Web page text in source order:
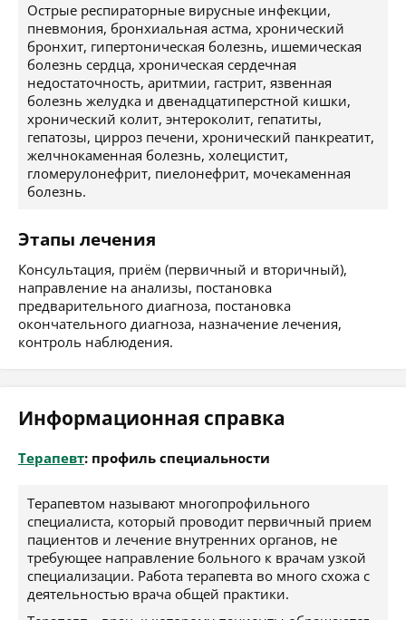
Острые респираторные вирусные инфекции,
пневмония, бронхиальная астма, хронический
бронхит, гипертоническая болезнь, ишемическая
болезнь сердца, хроническая сердечная
недостаточность, аритмии, гастрит, язвенная
болезнь желудка и двенадцатиперстной кишки,
хронический колит, энтероколит, гепатиты,
гепатозы, цирроз печени, хронический панкреатит,
желчнокаменная болезнь, холецистит,
гломерулонефрит, пиелонефрит, мочекаменная
болезнь.
Этапы лечения
Консультация, приём (первичный и вторичный),
направление на анализы, постановка
предварительного диагноза, постановка
окончательного диагноза, назначение лечения,
контроль наблюдения.
Информационная справка
Терапевт: профиль специальности
Терапевтом называют многопрофильного
специалиста, который проводит первичный прием
пациентов и лечение внутренних органов, не
требующее направление больного к врачам узкой
специализации. Работа терапевта во много схожа с
деятельностью врача общей практики.